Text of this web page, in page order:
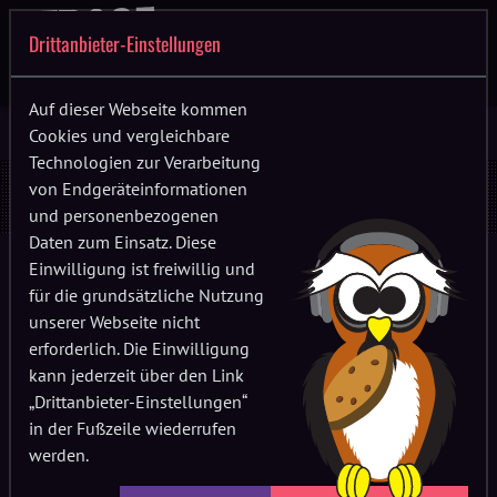
Tickets
100% Handmade
Die Tickets werden von uns persönlich entworfen und mit
viel Liebe hergestellt. Behandelt sie also gut. 😉
Es gibt keine Vorverkaufsgebühr
, es fallen nur
Versandkosten für das Einschreiben und Gebühren für die
von dir gewählte Zahlungsart an. Die Tickets sind
auschließlich online erhältlich. Ihr bekommt echte Tickets
Drittanbieter-Einstellungen
Auf dieser Webseite kommen
Cookies und vergleichbare
Technologien zur Verarbeitung
von Endgeräteinformationen
und personenbezogenen
Daten zum Einsatz. Diese
Einwilligung ist freiwillig und
für die grundsätzliche Nutzung
unserer Webseite nicht
erforderlich. Die Einwilligung
kann jederzeit über den Link
„Drittanbieter-Einstellungen“
in der Fußzeile wiederrufen
werden.